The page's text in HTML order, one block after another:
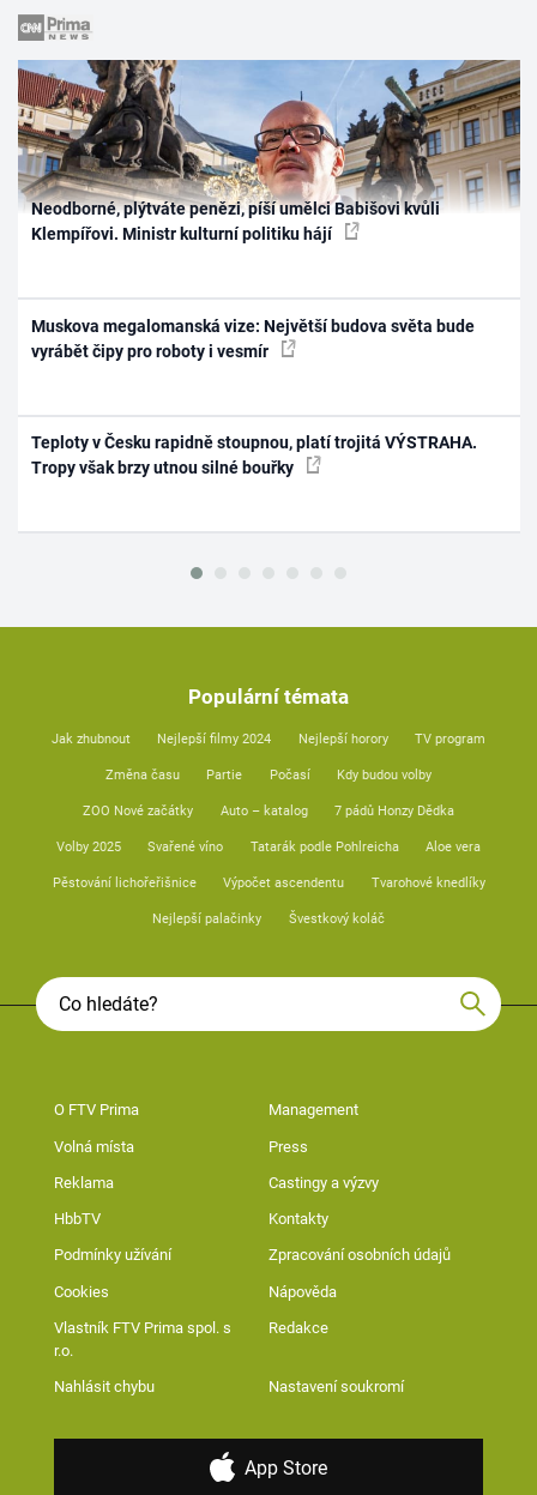
Neodborné, plýtváte penězi, píší umělci Babišovi kvůli
Klempířovi. Ministr kulturní politiku hájí
Muskova megalomanská vize: Největší budova světa bude
vyrábět čipy pro roboty i vesmír
Teploty v Česku rapidně stoupnou, platí trojitá VÝSTRAHA.
Tropy však brzy utnou silné bouřky
Populární témata
Jak zhubnout Nejlepší filmy 2024 Nejlepší horory TV program
Změna času Partie Počasí Kdy budou volby
ZOO Nové začátky Auto – katalog 7 pádů Honzy Dědka
Volby 2025 Svařené víno Tatarák podle Pohlreicha Aloe vera
Pěstování lichořeřišnice Výpočet ascendentu Tvarohové knedlíky
Nejlepší palačinky Švestkový koláč
O FTV Prima Management
Volná místa Press
Reklama Castingy a výzvy
HbbTV Kontakty
Podmínky užívání Zpracování osobních údajů
Cookies Nápověda
Vlastník FTV Prima spol. s
r.o.
Redakce
Nahlásit chybu Nastavení soukromí
App Store